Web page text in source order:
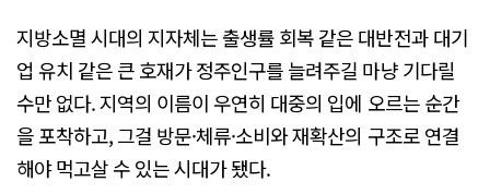
지방소멸 시대의 지자체는 출생률 회복 같은 대반전과 대기
업 유치 같은 큰 호재가 정주인구를 늘려주길 마냥 기다릴
수만 없다. 지역의 이름이 우연히 대중의 입에 오르는 순간
을 포착하고, 그걸 방문·체류·소비와 재확산의 구조로 연결
해야 먹고살 수 있는 시대가 됐다.